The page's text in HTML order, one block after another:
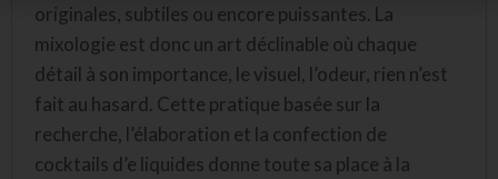
originales, subtiles ou encore puissantes. La
mixologie est donc un art déclinable où chaque
détail à son importance, le visuel, l’odeur, rien n’est
fait au hasard. Cette pratique basée sur la
recherche, l’élaboration et la confection de
cocktails d’e liquides donne toute sa place à la